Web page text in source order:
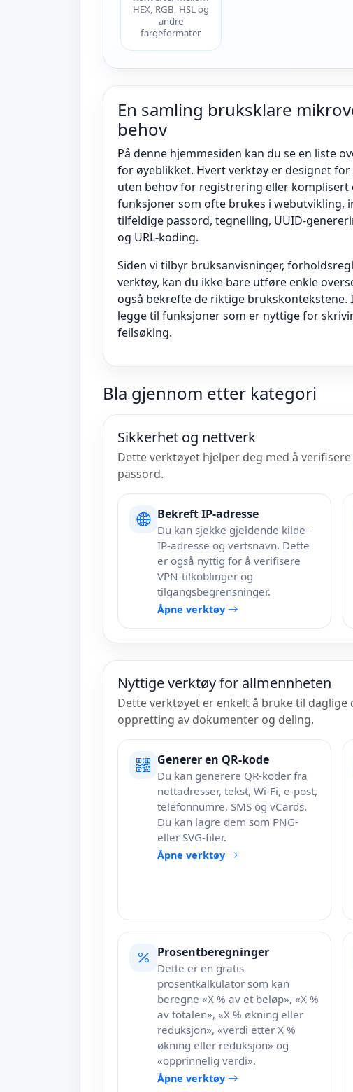
HEX, RGB, HSL og
andre
fargeformater
En samling bruksklare
behov
På denne hjemmesiden kan du se en liste
for øyeblikket. Hvert verktøy er designet
uten behov for registrering eller komplisert
funksjoner som ofte brukes i webutvikling,
tilfeldige passord, tegnelling, UUID-
og URL-koding.
Siden vi tilbyr bruksanvisninger,
verktøy, kan du ikke bare utføre enkle
også bekrefte de riktige
legge til funksjoner som er nyttige for
feilsøking.
Bla gjennom etter kategori
Sikkerhet og nettverk
Dette verktøyet hjelper deg med å
passord.
Bekreft IP-adresse
Du kan sjekke gjeldende kilde-
IP-adresse og vertsnavn. Dette
er også nyttig for å verifisere
VPN-tilkoblinger og
tilgangsbegrensninger.
Åpne verktøy
Nyttige verktøy for allmennheten
Dette verktøyet er enkelt å bruke til daglige
oppretting av dokumenter og deling.
Generer en QR-kode
Du kan generere QR-koder fra
nettadresser, tekst, Wi-Fi, e-post,
telefonnumre, SMS og vCards.
Du kan lagre dem som PNG-
eller SVG-filer.
Åpne verktøy
Prosentberegninger
Dette er en gratis
prosentkalkulator som kan
beregne «X % av et beløp», «X %
av totalen», «X % økning eller
reduksjon», «verdi etter X %
økning eller reduksjon» og
«opprinnelig verdi».
Åpne verktøy